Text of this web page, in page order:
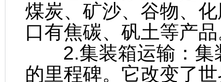
煤炭、矿沙、谷物、
口有焦碳、矾土等产
2.集装箱运输：集
的里程碑。它改变了